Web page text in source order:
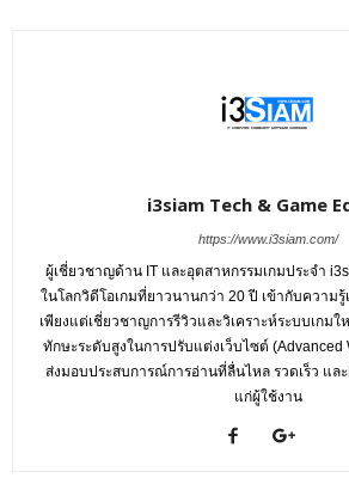
i3siam Tech & Game
https://www.i3siam.com/
ผู้เชี่ยวชาญด้าน IT และอุตสาหกรรมเกมประจำ
ในโลกวิดีโอเกมที่ยาวนานกว่า 20 ปี เข้ากับความรู้
เพียงแต่เชี่ยวชาญการรีวิวและวิเคราะห์ระบบเกมใ
ทักษะระดับสูงในการปรับแต่งเว็บไซต์ (Advanced
ส่งมอบประสบการณ์การอ่านที่ลื่นไหล รวดเร็ว แ
แก่ผู้ใช้งาน